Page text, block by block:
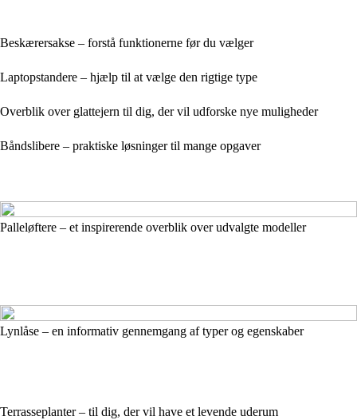
Beskærersakse – forstå funktionerne før du vælger
Laptopstandere – hjælp til at vælge den rigtige type
Overblik over glattejern til dig, der vil udforske nye muligheder
Båndslibere – praktiske løsninger til mange opgaver
Palleløftere – et inspirerende overblik over udvalgte modeller
Lynlåse – en informativ gennemgang af typer og egenskaber
Terrasseplanter – til dig, der vil have et levende uderum